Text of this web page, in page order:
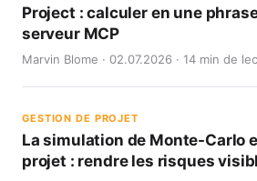
Project : calculer en une
serveur MCP
Marvin Blome · 02.07.2026 · 14 min de
GESTION DE PROJET
La simulation de Monte-Carlo
projet : rendre les risques